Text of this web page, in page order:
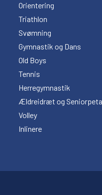
Orientering
Triathlon
Svømning
Gymnastik og Dans
Old Boys
Tennis
Herregymnastik
Ældreidræt og
Volley
Inlinere